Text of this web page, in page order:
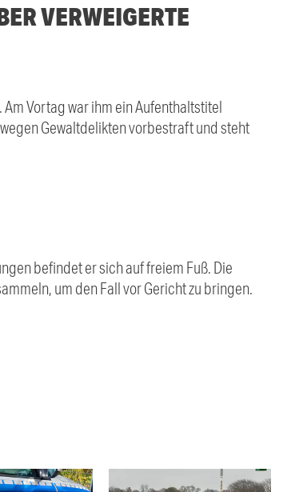
VERWEIGERTE
Vortag war ihm ein Aufenthaltstitel
Gewaltdelikten vorbestraft und steht
befindet er sich auf freiem Fuß. Die
um den Fall vor Gericht zu bringen.